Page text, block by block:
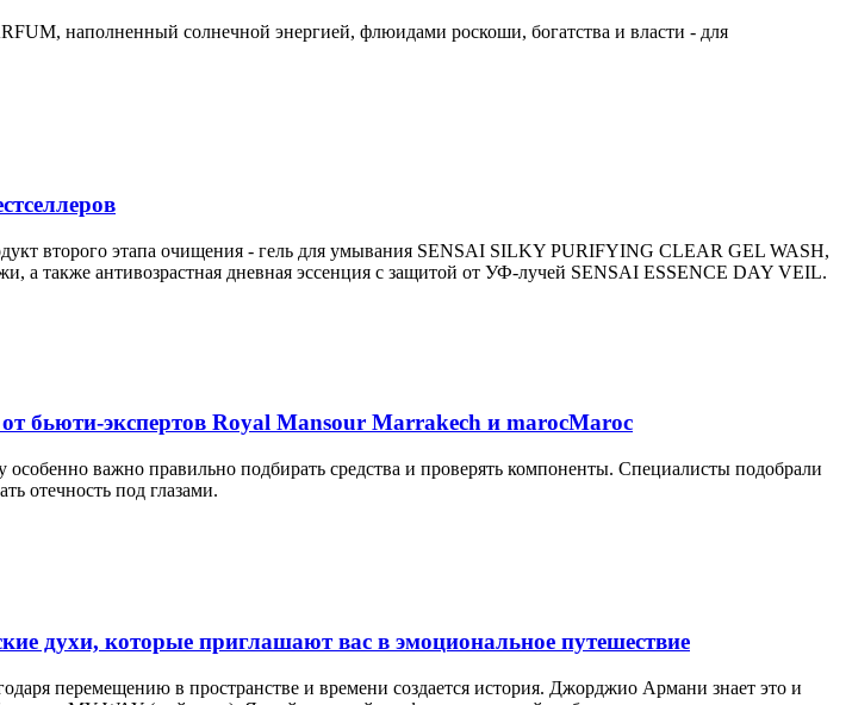
наполненный солнечной энергией, флюидами роскоши, богатства и власти - для
второго этапа очищения - гель для умывания SENSAI SILKY PURIFYING CLEAR GEL WASH,
а также антивозрастная дневная эссенция с защитой от УФ-лучей SENSAI ESSENCE DAY VEIL.
бьюти-экспертов Royal Mansour Marrakech и marocMaroc
особенно важно правильно подбирать средства и проверять компоненты. Специалисты подобрали
отечность под глазами.
духи, которые приглашают вас в эмоциональное путешествие
перемещению в пространстве и времени создается история. Джорджио Армани знает это и